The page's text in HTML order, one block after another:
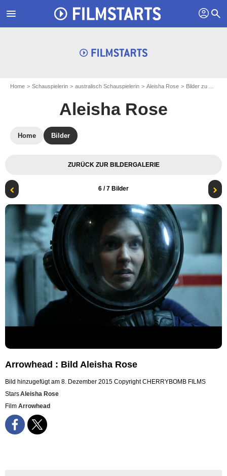
menu profil search
Home Schauspielerin australisch Schauspielerin Aleisha Rose Bilder zu Aleisha Rose
Aleisha Rose
Home Bilder
ZURÜCK ZUR BILDERGALERIE
6 / 7 Bilder
Arrowhead : Bild Aleisha Rose
Bild hinzugefügt am 8. Dezember 2015 Copyright CHERRYBOMB FILMS
StarsAleisha Rose
Film Arrowhead